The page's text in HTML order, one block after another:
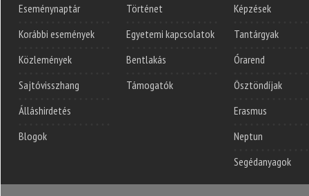
Eseménynaptár
Korábbi események
Közlemények
Sajtóvisszhang
Álláshirdetés
Blogok
Történet
Egyetemi kapcsolatok
Bentlakás
Támogatók
Képzések
Tantárgyak
Órarend
Ösztöndíjak
Erasmus
Neptun
Segédanyagok